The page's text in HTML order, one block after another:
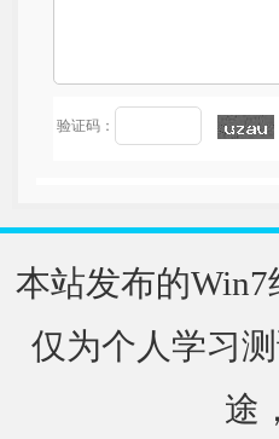
验证码：
本站发布的
仅为个人学习
途